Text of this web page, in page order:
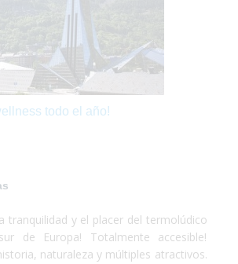
todo el año!
tranquilidad y el placer del termolúdico
de Europa! Totalmente accesible!
naturaleza y múltiples atractivos.